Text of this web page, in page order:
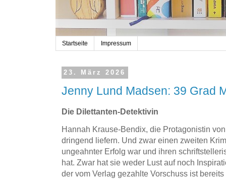
Startseite Impressum
23. März 2026
Jenny Lund Madsen: 39 Grad
Die Dilettanten-Detektivin
Hannah Krause-Bendix, die Protagonistin von
dringend liefern. Und zwar einen zweiten
ungeahnter Erfolg war und ihren
hat. Zwar hat sie weder Lust auf noch
der vom Verlag gezahlte Vorschuss ist